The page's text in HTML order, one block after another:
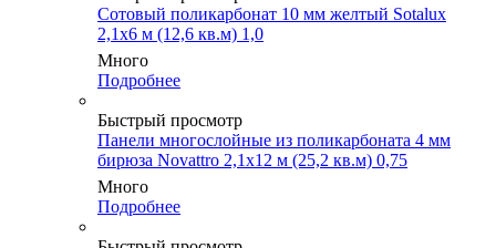
Сотовый поликарбонат 10 мм желтый Sotalux
2,1х6 м (12,6 кв.м) 1,0
Много
Подробнее
Быстрый просмотр
Панели многослойные из поликарбоната 4 мм
бирюза Novattro 2,1х12 м (25,2 кв.м) 0,75
Много
Подробнее